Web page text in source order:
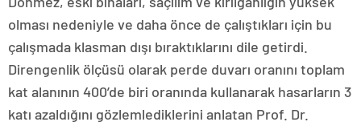
olması nedeniyle ve daha önce de çalıştıkları için bu
çalışmada klasman dışı bıraktıklarını dile getirdi.
Direngenlik ölçüsü olarak perde duvarı oranını toplam
kat alanının 400’de biri oranında kullanarak hasarların 3
katı azaldığını gözlemlediklerini anlatan Prof. Dr.